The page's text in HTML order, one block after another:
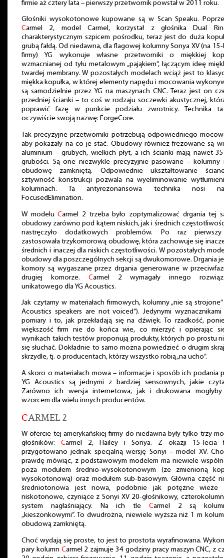
firmie aż cztery lata – pierwszy przetwornik powstał w 2011 roku.
Głośniki wysokotonowe kupowane są w Scan Speaku.
Carmel 2, model Carmel, korzystał z głośnika Dual
charakterystycznym szpicem pośrodku, teraz jest do duża
grubą fałdą. Od niedawna, dla flagowej kolumny Sonya XV (na
firmy) YG wykonuje własne przetworniki o miękkiej
wzmacnianej od tyłu metalowym „pająkiem”, łączącym ideę
twardej membrany. W pozostałych modelach wciąż jest to
miękka kopułka, w której elementy napędu i mocowania
są samodzielnie przez YG na maszynach CNC. Teraz jest on
przedniej ścianki – to coś w rodzaju soczewki akustycznej,
poprawić fazę w punkcie podziału zwrotnicy. Technika
oczywiście swoją nazwę: ForgeCore.
Tak precyzyjne przetworniki potrzebują odpowiedniego
aby pokazały na co je stać. Obudowy również frezowane są
aluminium – grubych, wielkich płyt, a ich ścianki mają nawet
grubości. Są one niezwykle precyzyjnie pasowane – kolumny
obudowę zamkniętą. Odpowiednie ukształtowanie
sztywność konstrukcji pozwala na wyeliminowanie
kolumnach. Ta antyrezonansowa technika nosi
FocusedElimination.
W modeluCarmel 2 trzeba było zoptymalizować drgania tej
obudowy zarówno pod kątem niskich, jak i średnich
nastręczyło dodatkowych problemów. Po raz
zastosowała trzykomorową obudowę, która zachowuje się
średnich i inaczej dla niskich częstotliwości. W pozostałych
obudowy dla poszczególnych sekcji są dwukomorowe. Drgania
komory są wygaszane przez drgania generowane w
drugiej komorze. Carmel 2 wymagały innego
unikatowego dla YG Acoustics.
Jak czytamy w materiałach firmowych, kolumny „nie są strojone”
Acoustics speakers are not voiced”). Jedynymi wyznacznikami
pomiary i to, jak przekładają się na dźwięk. To rzadkość,
większość firm nie do końca wie, co mierzyć i opierając
wynikach takich testów proponują produkty, których po prostu
się słuchać. Dokładnie to samo można powiedzieć o drugim
skrzydle, tj. o producentach, którzy wszystko robią „na ucho”.
A skoro o materiałach mowa – informacje i sposób ich podania
YG Acoustics są jednymi z bardziej sensownych, jakie
Zarówno ich wersja internetowa, jak i drukowana
wzorcem dla wielu innych producentów.
CARMEL 2
W ofercie tej amerykańskiej firmy do niedawna były tylko trzy
głośników: Carmel 2, Hailey i Sonya. Z okazji 15-lecia
przygotowano jednak specjalną wersję Sonyi – model XV.
prawdę mówiąc, z podstawowym modelem ma niewiele
poza modułem średnio-wysokotonowym (ze zmienioną
wysokotonową) oraz modułem sub-basowym. Główna część
średniotonowa jest nowa, podobnie jak potężne wieże
niskotonowe, czyniące z Sonyi XV 20-głośnikowy,
system nagłaśniający. Na ich tle Carmel 2 są
„kieszonkowymi”. To dwudrożna, niewiele wyższa niż 1 m
obudową zamkniętą.
Choć wydają się proste, to jest to prostota wyrafinowana.
pary kolumn Carmel 2 zajmuje 34 godziny pracy maszyn CNC, z